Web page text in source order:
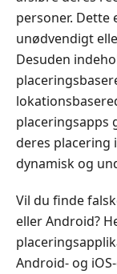
personer.
unødvendigt
Desuden
placeringsapps
deres placering
dynamisk og
Vil du finde
eller Android?
Android- og